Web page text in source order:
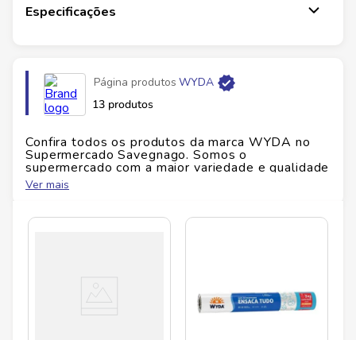
para porções do dia a dia.
Com a qualidade Wyda aliada ao padrão Savegnago,
você ganha organização, segurança e economia no
congelamento de porções. Adquira já o seu
Freezer Wyda 27,5x40 cm
refeições.
Ficha Técnica
instruções de descarte.
Especificações
EAN 7898930672656
Id do produto 30889
Altura
Largura 29cm
Página produtos WYDA
13 produtos
Confira todos os produtos da marca WYDA no
Supermercado Savegnago. Somos o
supermercado com a maior variedade e qualidade
do Brasil!
de produtos WYDA, confira abaixo:
Ver mais